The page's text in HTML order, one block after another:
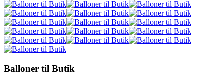
Balloner til Butik